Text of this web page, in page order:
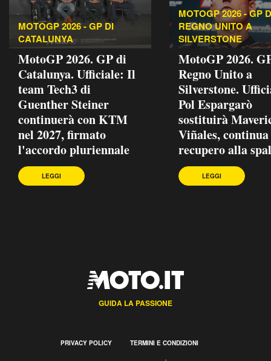
MOTOGP 2026 - GP DI
CATALUNYA
MotoGP 2026. GP di
Catalunya. Ufficiale: Il
team Tech3 di
Guenther Steiner
continuerà con KTM
nel 2027, firmato
l'accordo pluriennale
LEGGI
MOTOGP 2026 - GP
REGNO UNITO A
SILVERSTONE
MotoGP 2026.
Regno Unito a
Silverstone.
Pol Espargarò
sostituirà
Viñales,
recupero alla
LEGGI
GUIDA LA PASSIONE
PRIVACY POLICY TERMINI E CONDIZIONI